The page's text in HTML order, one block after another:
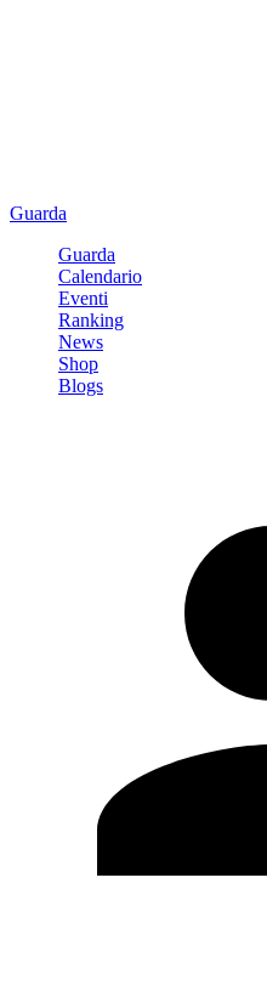
Guarda
Guarda
Calendario
Eventi
Ranking
News
Shop
Blogs